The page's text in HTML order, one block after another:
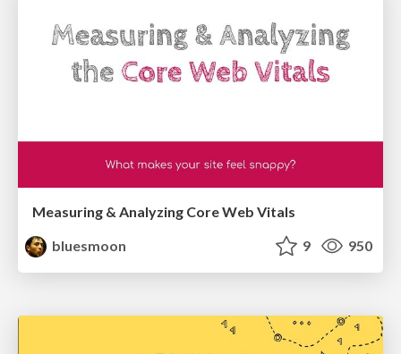
Measuring & Analyzing Core Web Vitals
bluesmoon
9 950